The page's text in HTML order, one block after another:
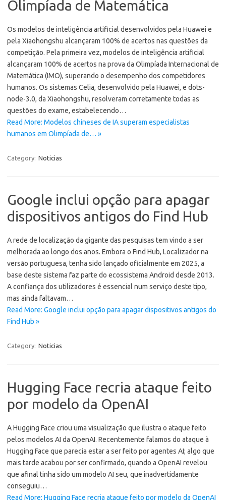
Olimpíada de Matemática
Os modelos de inteligência artificial desenvolvidos pela Huawei e
pela Xiaohongshu alcançaram 100% de acertos nas questões da
competição. Pela primeira vez, modelos de inteligência artificial
alcançaram 100% de acertos na prova da Olimpíada Internacional de
Matemática (IMO), superando o desempenho dos competidores
humanos. Os sistemas Celia, desenvolvido pela Huawei, e dots-
node-3.0, da Xiaohongshu, resolveram corretamente todas as
questões do exame, estabelecendo…
Read More: Modelos chineses de IA superam especialistas
humanos em Olimpíada de… »
Category: Noticias
Google inclui opção para apagar
dispositivos antigos do Find Hub
A rede de localização da gigante das pesquisas tem vindo a ser
melhorada ao longo dos anos. Embora o Find Hub, Localizador na
versão portuguesa, tenha sido lançado oficialmente em 2025, a
base deste sistema faz parte do ecossistema Android desde 2013.
A confiança dos utilizadores é essencial num serviço deste tipo,
mas ainda faltavam…
Read More: Google inclui opção para apagar dispositivos antigos do
Find Hub »
Category: Noticias
Hugging Face recria ataque feito
por modelo da OpenAI
A Hugging Face criou uma visualização que ilustra o ataque feito
pelos modelos AI da OpenAI. Recentemente falamos do ataque à
Hugging Face que parecia estar a ser feito por agentes AI; algo que
mais tarde acabou por ser confirmado, quando a OpenAI revelou
que afinal tinha sido um modelo AI seu, que inadvertidamente
conseguiu…
Read More: Hugging Face recria ataque feito por modelo da OpenAI